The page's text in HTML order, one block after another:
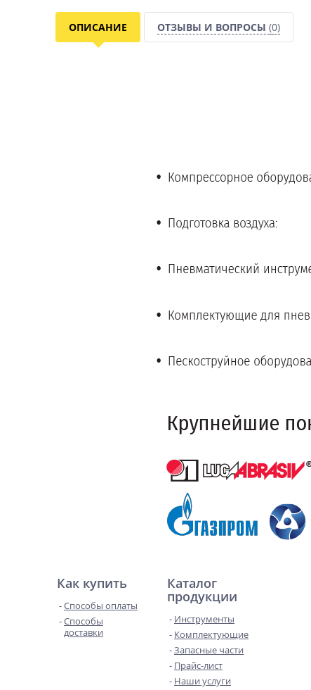
ОПИСАНИЕ ОТЗЫВЫ И ВОПРОСЫ (0)
Как купить
Способы оплаты
Способы
доставки
Каталог
продукции
Инструменты
Комплектующие
Запасные части
Прайс-лист
Наши услуги